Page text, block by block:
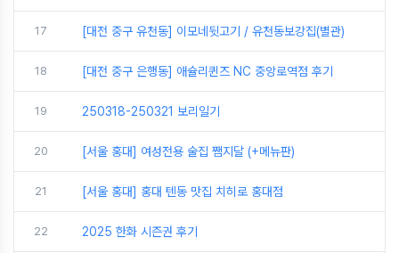
17 [대전 중구 유천동] 이모네뒷고기 / 유천동보강집(별관)
18 [대전 중구 은행동] 애슐리퀸즈 NC 중앙로역점 후기
19 250318-250321 보리일기
20 [서울 홍대] 여성전용 술집 쨈지달 (+메뉴판)
21 [서울 홍대] 홍대 텐동 맛집 치히로 홍대점
22 2025 한화 시즌권 후기